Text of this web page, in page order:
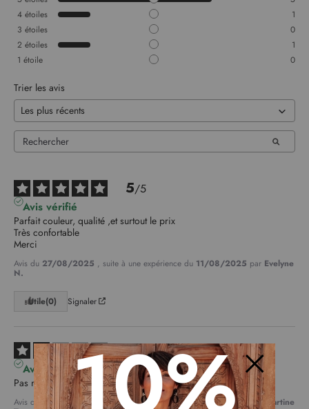
4 étoiles
1
3 étoiles
0
2 étoiles
1
1 étoile 0
Trier les avis
5/5
Avis vérifié
Parfait couleur, qualité ,et surtout le prix
Très confortable
Merci
Avis du 27/08/2025 , suite à une expérience du 11/08/2025 par Evelyne
N.
Utile(0) Signaler
2/5
Avis vérifié
Pas reçu
Avis du 24/08/2025 , suite à une expérience du31/07/2025 par Martine
Fermer
10%